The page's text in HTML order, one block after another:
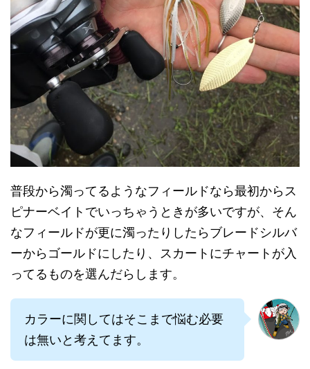
普段から濁ってるようなフィールドなら最初からス
ピナーベイトでいっちゃうときが多いですが、そん
なフィールドが更に濁ったりしたらブレードシルバ
ーからゴールドにしたり、スカートにチャートが入
ってるものを選んだらします。
カラーに関してはそこまで悩む必要
は無いと考えてます。